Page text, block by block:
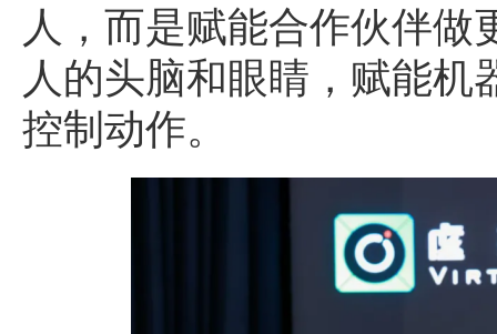
人，而是赋能合作伙伴做
人的头脑和眼睛，赋能机
控制动作。